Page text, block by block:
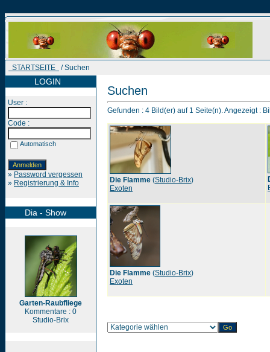
STARTSEITE / Suchen
LOGIN
User :
Code :
Automatisch
» Password vergessen
» Registrierung & Info
Dia - Show
Garten-Raubfliege
Kommentare : 0
Studio-Brix
Suchen
Gefunden : 4 Bild(er) auf 1 Seite(n). Angezeigt :
Die Flamme (Studio-Brix)
Exoten
Die Flamme (Studio-Brix)
Exoten